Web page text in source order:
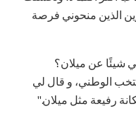
الذين منحوني فرصة
شيئًا عن ميلان؟
الوطني، و قال لي
رفيعة مثل ميلان."